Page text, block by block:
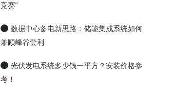
竞赛”
数据中心备电新思路：储能集成系统如何
兼顾峰谷套利
光伏发电系统多少钱一平方？安装价格参
考！